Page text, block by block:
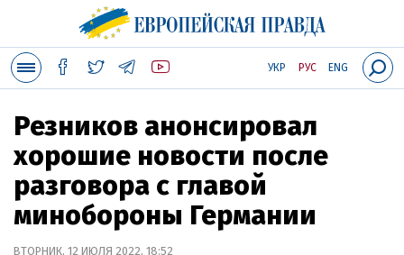
УКР РУС ENG
Резников анонсировал
хорошие новости после
разговора с главой
минобороны Германии
ВТОРНИК, 12 ИЮЛЯ 2022, 18:52